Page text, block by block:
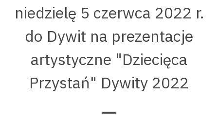
niedzielę 5 czerwca 2022 r.
do Dywit na prezentacje
artystyczne "Dziecięca
Przystań" Dywity 2022